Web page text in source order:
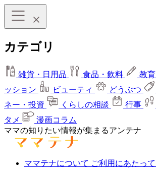
カテゴリ
雑貨・日用品 食品・飲料 教育
ッション
ビューティ どうぶつ
ネー・投資
くらしの相談 行事
タメ
漫画コラム
ママの知りたい情報が集まるアンテナ
ママテナについて ご利用にあたって